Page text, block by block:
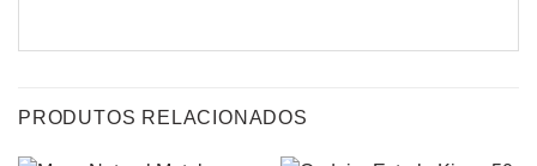
PRODUTOS RELACIONADOS